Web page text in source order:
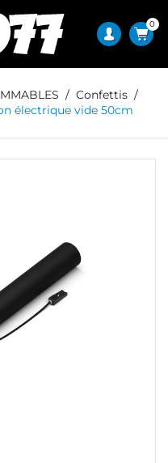
0
Confettis
électrique vide 50cm